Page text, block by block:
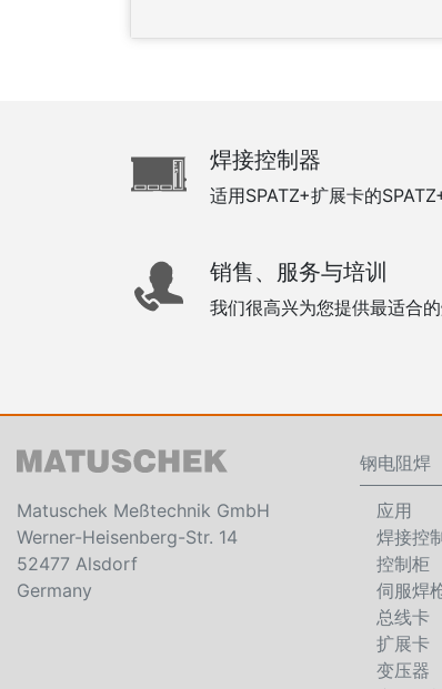
焊接控制器
适用SPATZ+扩展卡的
销售、服务与培训
我们很高兴为您提供最适合
Matuschek Meßtechnik GmbH
Werner-Heisenberg-Str. 14
52477 Alsdorf
Germany
钢电阻焊
应用
焊接控
控制柜
伺服焊
总线卡
扩展卡
变压器